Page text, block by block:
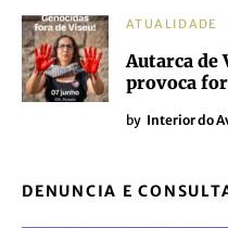
ATUALIDADE
Autarca de
provoca
by Interior do
DENUNCIA E